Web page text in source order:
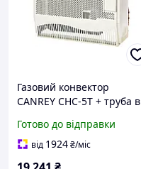
Газовий конвектор
CANREY CHC-5T + труба в
Готово до відправки
від 1924₴/міс